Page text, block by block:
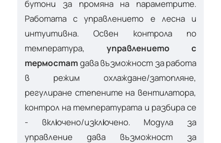
бутони за промяна на параметрите.
Работата с управлението е лесна и
интуитивна. Освен контрола по
температура, управлението с
термостатдава възможност за работа
в режим охлаждане/затопляне,
регулиране степените на вентилатора,
контрол на температурата и разбира се
- включено/изключено. Модула за
управление дава възможност за